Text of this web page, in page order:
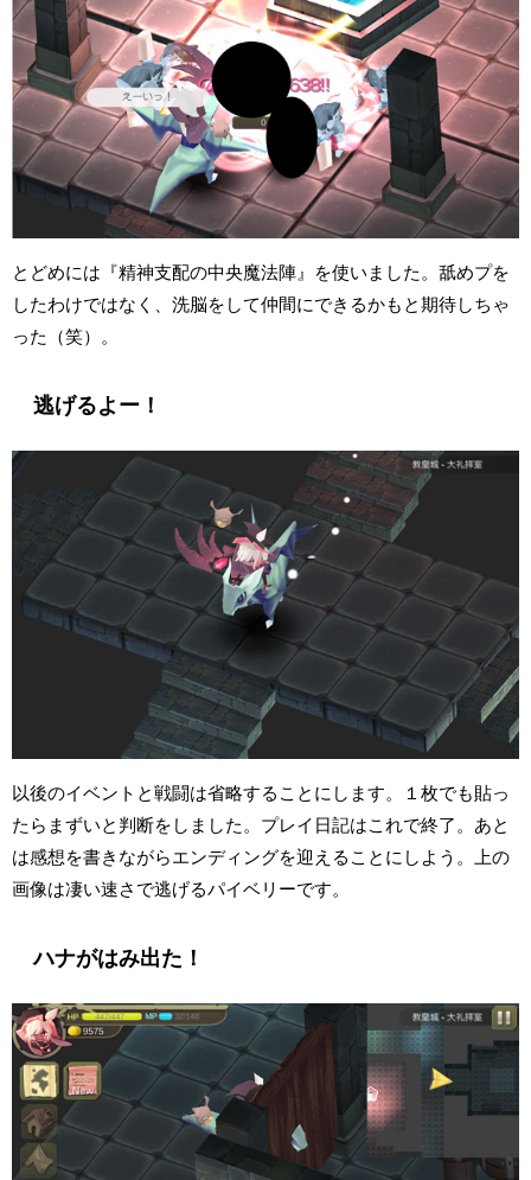
とどめには『精神支配の中央魔法陣』を使いました。舐めプを
したわけではなく、洗脳をして仲間にできるかもと期待しちゃ
った（笑）。
逃げるよー！
以後のイベントと戦闘は省略することにします。１枚でも貼っ
たらまずいと判断をしました。プレイ日記はこれで終了。あと
は感想を書きながらエンディングを迎えることにしよう。上の
画像は凄い速さで逃げるパイベリーです。
ハナがはみ出た！